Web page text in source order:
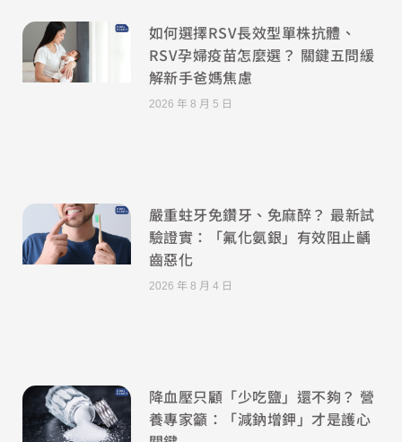
如何選擇RSV長效型單株抗體、
RSV孕婦疫苗怎麼選？ 關鍵五問緩
解新手爸媽焦慮
2026 年 8 月 5 日
嚴重蛀牙免鑽牙、免麻醉？ 最新試
驗證實：「氟化氨銀」有效阻止齲
齒惡化
2026 年 8 月 4 日
降血壓只顧「少吃鹽」還不夠？ 營
養專家籲：「減鈉增鉀」才是護心